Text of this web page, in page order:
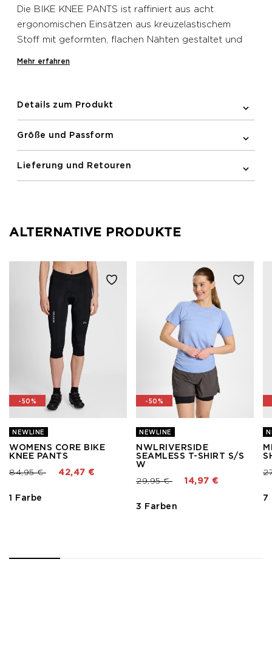
Die BIKE KNEE PANTS ist raffiniert aus acht
ergonomischen Einsätzen aus kreuzelastischem
Stoff mit geformten, flachen Nähten gestaltet und
der Naht selbst. Eine durchdachte Positionierung
den richtigen Komfort an den richtigen Stellen
Mehr erfahren
Details zum Produkt
Größe und Passform
Lieferung und Retouren
ALTERNATIVE PRODUKTE
-50%
NEWLINE
WOMENS CORE BIKE
KNEE PANTS
Preis reduziert von
84,95 €bis 42,47 €
1 Farbe
-50%
NEWLINE
NWLRIVERSIDE
SEAMLESS T-SHIRT S/S
W
Preis reduziert von
29,95 €bis 14,97 €
3 Farben
7